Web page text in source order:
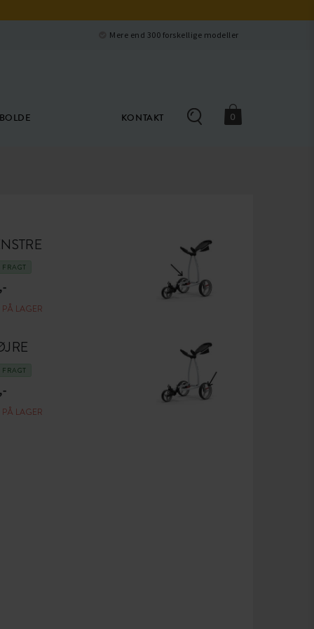
Mere end 300 forskellige modeller
KONTAKT 0
FRAGT
PÅ LAGER
FRAGT
PÅ LAGER